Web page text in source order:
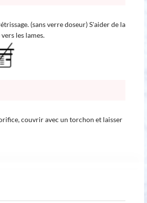
(sans verre doseur) S'aider de la
les lames.
couvrir avec un torchon et laisser